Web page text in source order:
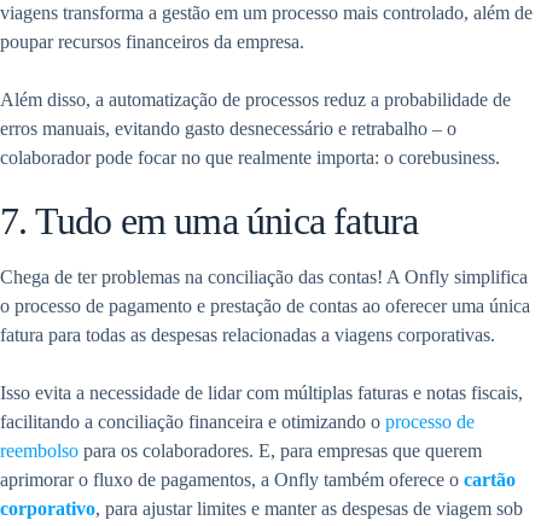
viagens transforma a gestão em um processo mais controlado, além de
poupar recursos financeiros da empresa.
Além disso, a automatização de processos reduz a probabilidade de
erros manuais, evitando gasto desnecessário e retrabalho – o
colaborador pode focar no que realmente importa: o corebusiness.
7. Tudo em uma única fatura
Chega de ter problemas na conciliação das contas! A Onfly simplifica
o processo de pagamento e prestação de contas ao oferecer uma única
fatura para todas as despesas relacionadas a viagens corporativas.
Isso evita a necessidade de lidar com múltiplas faturas e notas fiscais,
facilitando a conciliação financeira e otimizando o processo de
reembolso para os colaboradores. E, para empresas que querem
aprimorar o fluxo de pagamentos, a Onfly também oferece o cartão
corporativo, para ajustar limites e manter as despesas de viagem sob